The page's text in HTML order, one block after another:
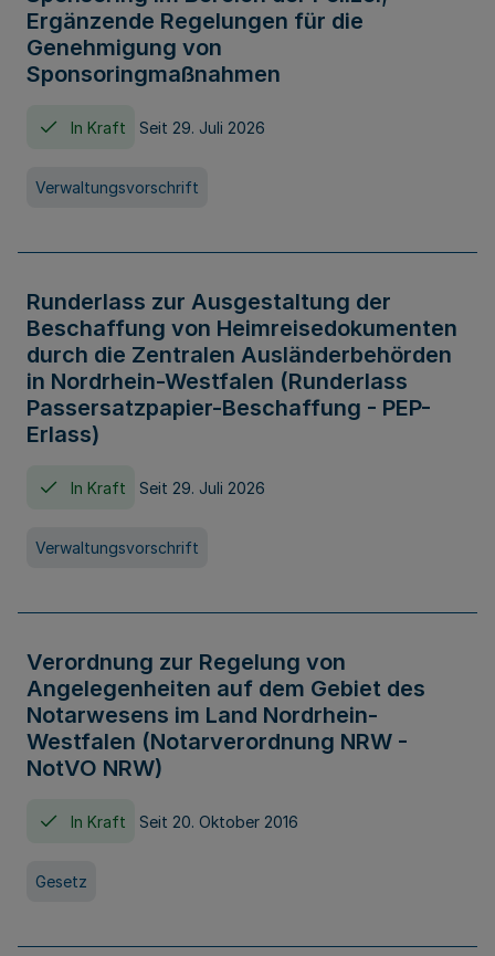
Ergänzende Regelungen für die
Genehmigung von
Sponsoringmaßnahmen
In Kraft Seit 29. Juli 2026
Verwaltungsvorschrift
Runderlass zur Ausgestaltung der
Beschaffung von Heimreisedokumenten
durch die Zentralen Ausländerbehörden
in Nordrhein-Westfalen (Runderlass
Passersatzpapier-Beschaffung - PEP-
Erlass)
In Kraft Seit 29. Juli 2026
Verwaltungsvorschrift
Verordnung zur Regelung von
Angelegenheiten auf dem Gebiet des
Notarwesens im Land Nordrhein-
Westfalen (Notarverordnung NRW -
NotVO NRW)
In Kraft Seit 20. Oktober 2016
Gesetz